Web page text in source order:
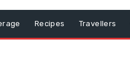
Recipes Travellers